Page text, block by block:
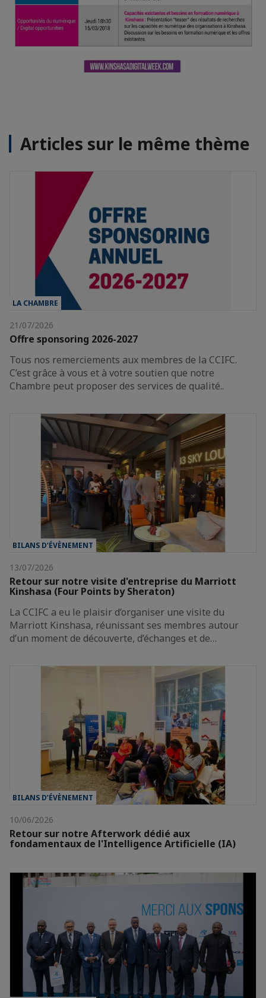
Articles sur le même thème
LA CHAMBRE
21/07/2026
Offre sponsoring 2026-2027
Tous nos remerciements aux membres de la CCIFC.
C’est grâce à vous et à votre soutien que notre
Chambre peut proposer des services de qualité..
BILANS D’ÉVÈNEMENT
13/07/2026
Retour sur notre visite d'entreprise du Marriott
Kinshasa (Four Points by Sheraton)
La CCIFC a eu le plaisir d’organiser une visite du
Marriott Kinshasa, réunissant ses membres autour
d’un moment de découverte, d’échanges et de…
BILANS D’ÉVÈNEMENT
10/06/2026
Retour sur notre Afterwork dédié aux
fondamentaux de l'Intelligence Artificielle (IA)